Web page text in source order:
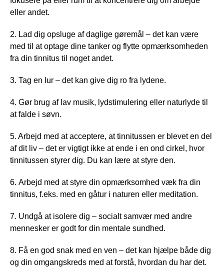
eller andet.
2. Lad dig opsluge af daglige gøremål – det kan være
med til at optage dine tanker og flytte opmærksomheden
fra din tinnitus til noget andet.
3. Tag en lur – det kan give dig ro fra lydene.
4. Gør brug af lav musik, lydstimulering eller naturlyde til
at falde i søvn.
5. Arbejd med at acceptere, at tinnitussen er blevet en del
af dit liv – det er vigtigt ikke at ende i en ond cirkel, hvor
tinnitussen styrer dig. Du kan lære at styre den.
6. Arbejd med at styre din opmærksomhed væk fra din
tinnitus, f.eks. med en gåtur i naturen eller meditation.
7. Undgå at isolere dig – socialt samvær med andre
mennesker er godt for din mentale sundhed.
8. Få en god snak med en ven – det kan hjælpe både dig
og din omgangskreds med at forstå, hvordan du har det.